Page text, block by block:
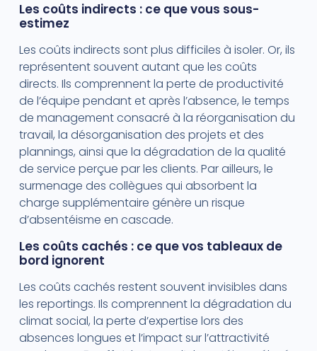
Les coûts indirects : ce que vous sous-
estimez
Les coûts indirects sont plus difficiles à isoler. Or, ils
représentent souvent autant que les coûts
directs. Ils comprennent la perte de productivité
de l’équipe pendant et après l’absence, le temps
de management consacré à la réorganisation du
travail, la désorganisation des projets et des
plannings, ainsi que la dégradation de la qualité
de service perçue par les clients. Par ailleurs, le
surmenage des collègues qui absorbent la
charge supplémentaire génère un risque
d’absentéisme en cascade.
Les coûts cachés : ce que vos tableaux de
bord ignorent
Les coûts cachés restent souvent invisibles dans
les reportings. Ils comprennent la dégradation du
climat social, la perte d’expertise lors des
absences longues et l’impact sur l’attractivité